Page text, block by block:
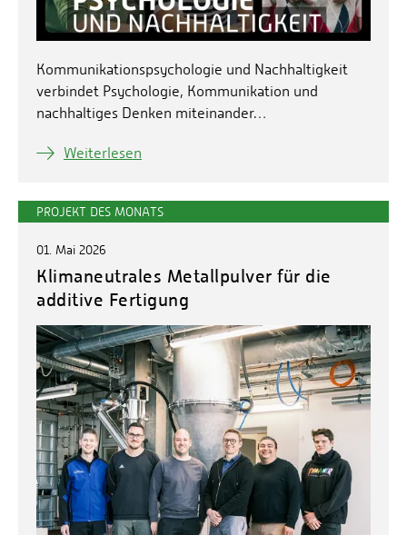
Kommunikationspsychologie und Nachhaltigkeit
verbindet Psychologie, Kommunikation und
nachhaltiges Denken miteinander…
Weiterlesen
PROJEKT DES MONATS
01. Mai 2026
Klimaneutrales Metallpulver für die
additive Fertigung